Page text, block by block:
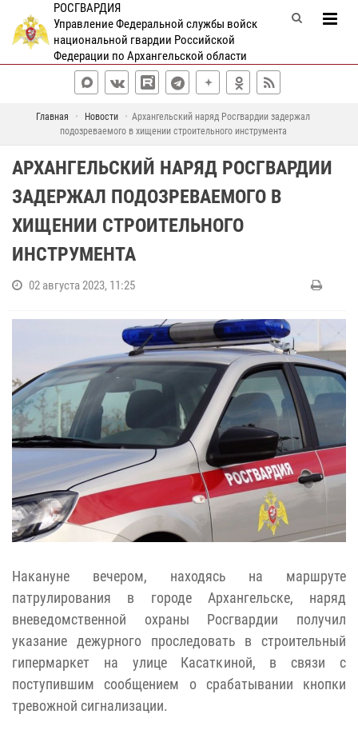
РОСГВАРДИЯ
Управление Федеральной службы войск
национальной гвардии Российской
Федерации по Архангельской области
Главная Новости
Архангельский наряд Росгвардии задержал
подозреваемого в хищении строительного инструмента
АРХАНГЕЛЬСКИЙ НАРЯД РОСГВАРДИИ
ЗАДЕРЖАЛ ПОДОЗРЕВАЕМОГО В
ХИЩЕНИИ СТРОИТЕЛЬНОГО
ИНСТРУМЕНТА
02 августа 2023, 11:25
Накануне вечером, находясь на маршруте
патрулирования в городе Архангельске, наряд
вневедомственной охраны Росгвардии получил
указание дежурного проследовать в строительный
гипермаркет на улице Касаткиной, в связи с
поступившим сообщением о срабатывании кнопки
тревожной сигнализации.